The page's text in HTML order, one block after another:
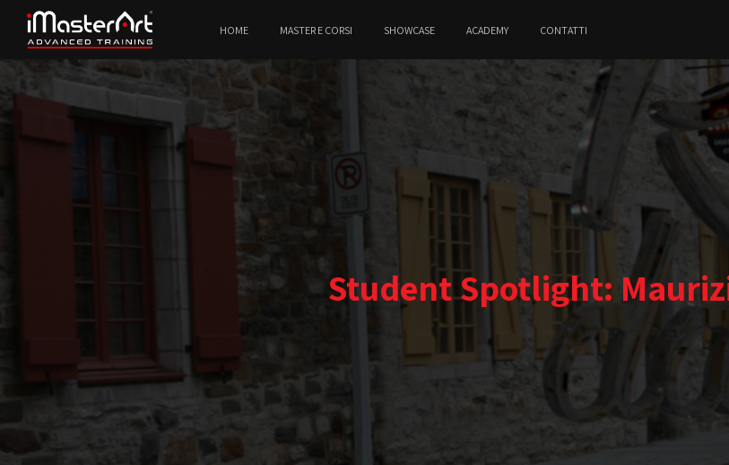
HOME MASTER E CORSI SHOWCASE ACADEMY CONTATTI
Student Spotlight: